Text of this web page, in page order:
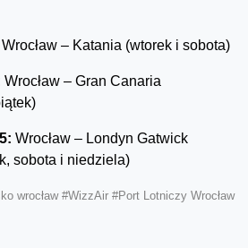
Wrocław – Katania (wtorek i sobota)
Wrocław – Gran Canaria
Wrocław – Londyn Gatwick
sobota i niedziela)
wrocław #WizzAir #Port Lotniczy Wrocław